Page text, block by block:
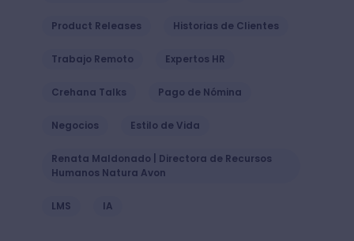
Product Releases Historias de Clientes
Trabajo Remoto Expertos HR
Crehana Talks Pago de Nómina
Negocios Estilo de Vida
Renata Maldonado | Directora de Recursos
Humanos Natura Avon
LMS IA